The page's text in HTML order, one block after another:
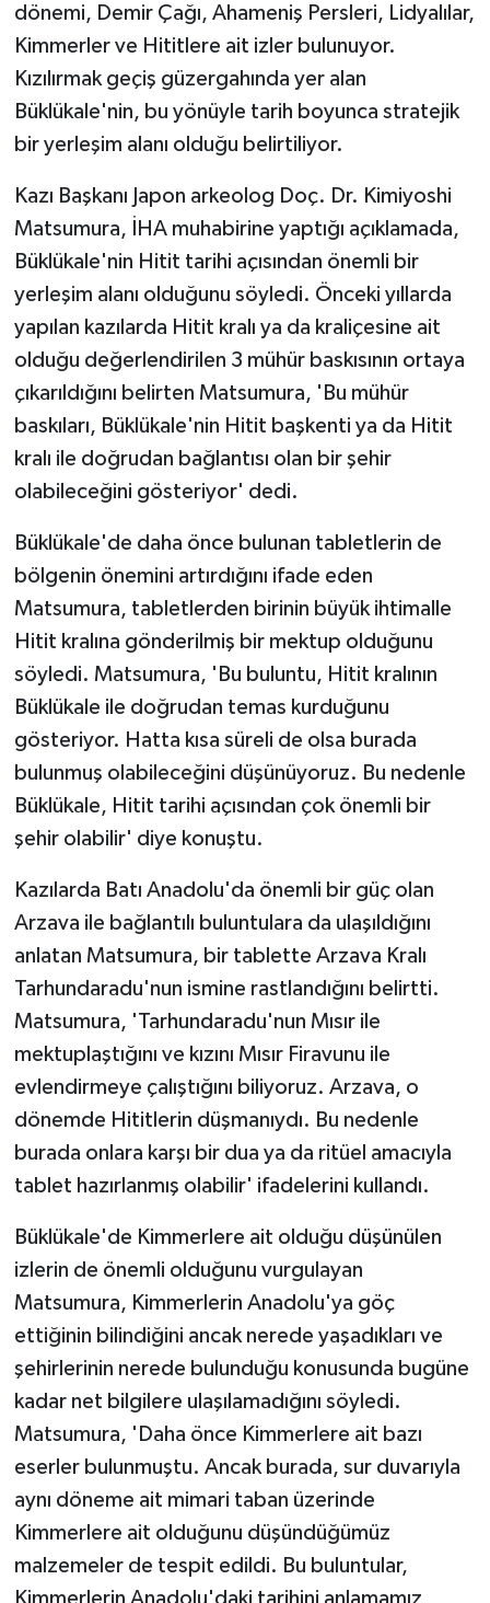
dönemi, Demir Çağı, Ahameniş Persleri, Lidyalılar,
Kimmerler ve Hititlere ait izler bulunuyor.
Kızılırmak geçiş güzergahında yer alan
Büklükale'nin, bu yönüyle tarih boyunca stratejik
bir yerleşim alanı olduğu belirtiliyor.
Kazı Başkanı Japon arkeolog Doç. Dr. Kimiyoshi
Matsumura, İHA muhabirine yaptığı açıklamada,
Büklükale'nin Hitit tarihi açısından önemli bir
yerleşim alanı olduğunu söyledi. Önceki yıllarda
yapılan kazılarda Hitit kralı ya da kraliçesine ait
olduğu değerlendirilen 3 mühür baskısının ortaya
çıkarıldığını belirten Matsumura, 'Bu mühür
baskıları, Büklükale'nin Hitit başkenti ya da Hitit
kralı ile doğrudan bağlantısı olan bir şehir
olabileceğini gösteriyor' dedi.
Büklükale'de daha önce bulunan tabletlerin de
bölgenin önemini artırdığını ifade eden
Matsumura, tabletlerden birinin büyük ihtimalle
Hitit kralına gönderilmiş bir mektup olduğunu
söyledi. Matsumura, 'Bu buluntu, Hitit kralının
Büklükale ile doğrudan temas kurduğunu
gösteriyor. Hatta kısa süreli de olsa burada
bulunmuş olabileceğini düşünüyoruz. Bu nedenle
Büklükale, Hitit tarihi açısından çok önemli bir
şehir olabilir' diye konuştu.
Kazılarda Batı Anadolu'da önemli bir güç olan
Arzava ile bağlantılı buluntulara da ulaşıldığını
anlatan Matsumura, bir tablette Arzava Kralı
Tarhundaradu'nun ismine rastlandığını belirtti.
Matsumura, 'Tarhundaradu'nun Mısır ile
mektuplaştığını ve kızını Mısır Firavunu ile
evlendirmeye çalıştığını biliyoruz. Arzava, o
dönemde Hititlerin düşmanıydı. Bu nedenle
burada onlara karşı bir dua ya da ritüel amacıyla
tablet hazırlanmış olabilir' ifadelerini kullandı.
Büklükale'de Kimmerlere ait olduğu düşünülen
izlerin de önemli olduğunu vurgulayan
Matsumura, Kimmerlerin Anadolu'ya göç
ettiğinin bilindiğini ancak nerede yaşadıkları ve
şehirlerinin nerede bulunduğu konusunda bugüne
kadar net bilgilere ulaşılamadığını söyledi.
Matsumura, 'Daha önce Kimmerlere ait bazı
eserler bulunmuştu. Ancak burada, sur duvarıyla
aynı döneme ait mimari taban üzerinde
Kimmerlere ait olduğunu düşündüğümüz
malzemeler de tespit edildi. Bu buluntular,